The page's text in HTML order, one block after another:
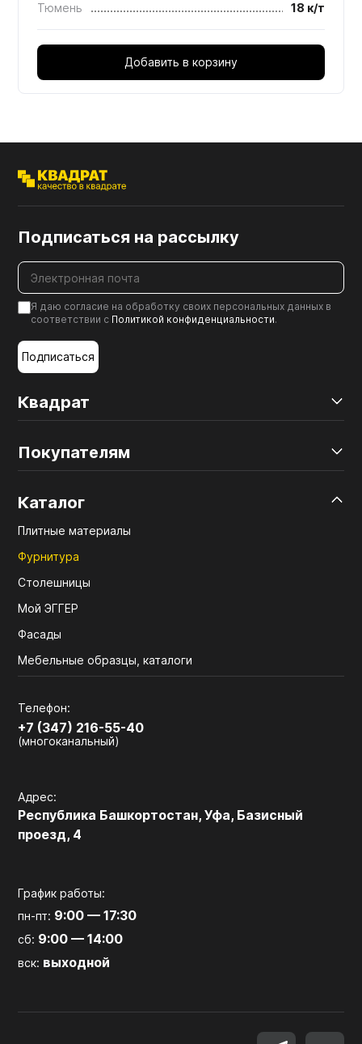
Тюмень
18 к/т
Добавить в корзину
Квадрат
Покупателям
Каталог
Плитные материалы
Фурнитура
Столешницы
Мой ЭГГЕР
Фасады
Мебельные образцы, каталоги
Телефон:
+7 (347) 216-55-40
(многоканальный)
Адрес:
Республика Башкортостан, Уфа, Базисный
проезд, 4
График работы:
пн-пт: 9:00 — 17:30
сб: 9:00 — 14:00
вск: выходной
Подписаться на рассылку
Я даю согласие на обработку своих персональных данных в
соответствии с Политикой конфиденциальности.
Подписаться